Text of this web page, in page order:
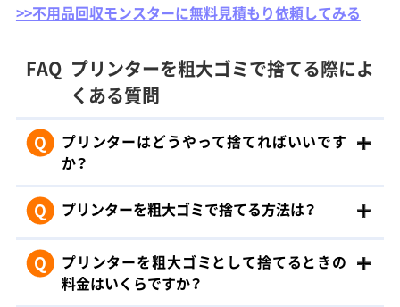
>>不用品回収モンスターに無料見積もり依頼してみる
FAQ プリンターを粗大ゴミで捨てる際によ
くある質問
Q
プリンターはどうやって捨てればいいです
か？
Q プリンターを粗大ゴミで捨てる方法は？
Q
プリンターを粗大ゴミとして捨てるときの
料金はいくらですか？